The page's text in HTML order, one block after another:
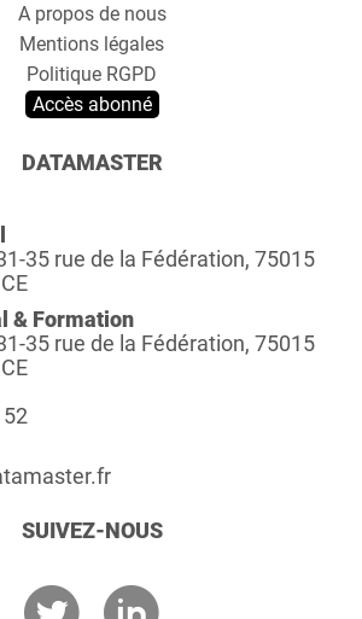
A propos de nous
Mentions légales
Politique RGPD
Accès abonné
DATAMASTER
35 rue de la Fédération, 75015
& Formation
35 rue de la Fédération, 75015
52
SUIVEZ-NOUS